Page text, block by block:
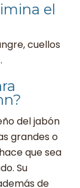
el
cuellos
del jabón
grandes o
que sea
Su
de